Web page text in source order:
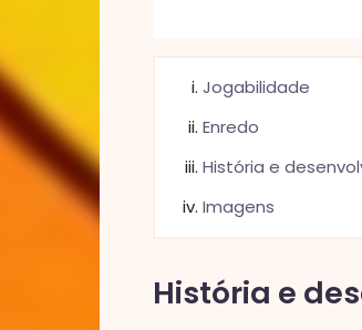
Jogabilidade
Enredo
História e
Imagens
História e